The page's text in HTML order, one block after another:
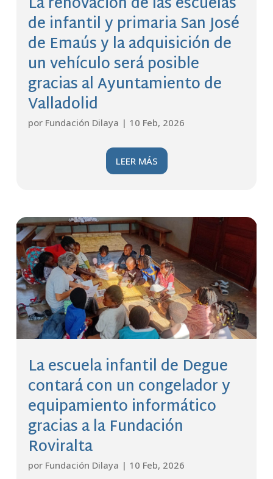
de infantil y primaria San José
de Emaús y la adquisición de
un vehículo será posible
gracias al Ayuntamiento de
Valladolid
por Fundación Dilaya | 10 Feb, 2026
LEER MÁS
La escuela infantil de Degue
contará con un congelador y
equipamiento informático
gracias a la Fundación
Roviralta
por Fundación Dilaya | 10 Feb, 2026